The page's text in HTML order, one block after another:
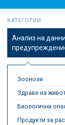
КАТЕГОРИИ
Анализ на
Зоонози
Здраве на
Биологични
Продукти за